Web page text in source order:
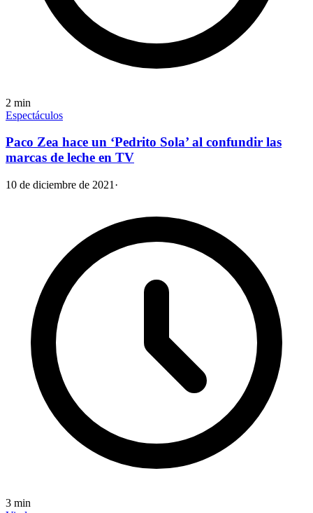
2 min
Espectáculos
Paco Zea hace un ‘Pedrito Sola’ al confundir las
marcas de leche en TV
10 de diciembre de 2021 ·
3 min